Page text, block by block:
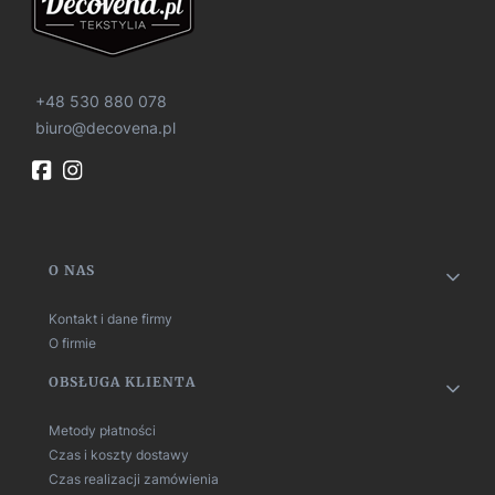
+48 530 880 078
biuro@decovena.pl
Linki w stopce
O NAS
Kontakt i dane firmy
O firmie
OBSŁUGA KLIENTA
Metody płatności
Czas i koszty dostawy
Czas realizacji zamówienia